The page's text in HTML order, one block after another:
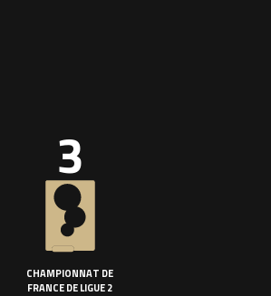
3
CHAMPIONNAT DE
FRANCE DE LIGUE 2